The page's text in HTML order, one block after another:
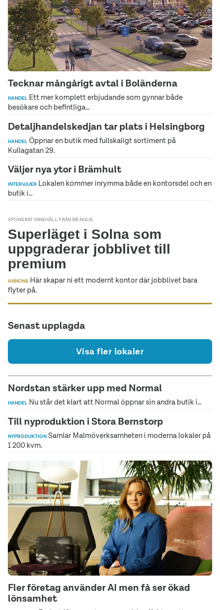
Tecknar mångårigt avtal i Boländerna
HANDEL Ett mer komplett erbjudande som gynnar både
besökare och befintliga…
Detaljhandelskedjan tar plats i Helsingborg
HANDEL Öppnar en butik med fullskaligt sortiment på
Kullagatan 29.
Väljer nya ytor i Brämhult
INTERVJUER Lokalen kommer inrymma både en kontorsdel och en
butik i…
SPONSRAT INNEHÅLL FRÅN MENGUS
Superläget i Solna som
uppgraderar jobblivet till
premium
ANNONS Här skapar ni ett modernt kontor där jobblivet bara
flyter på.
Senast upplagda
Visa fler lokaler
Nordstan stärker upp med Normal
HANDEL Nu står det klart att Normal öppnar sin andra butik i…
Till nyproduktion i Stora Bernstorp
NYPRODUKTION Samlar Malmöverksamheten i moderna lokaler på
1 200 kvm.
Fler företag använder AI men få ser ökad
lönsamhet